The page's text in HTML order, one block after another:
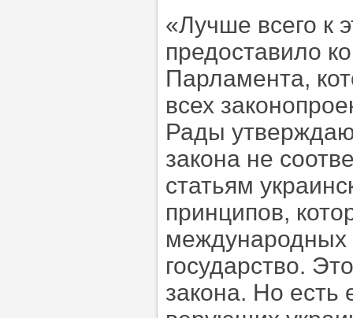
«Лучше всего к
предоставило
Парламента,
всех
Рады
закона не
статьям
принципов,
международных
государство.
закона. Но